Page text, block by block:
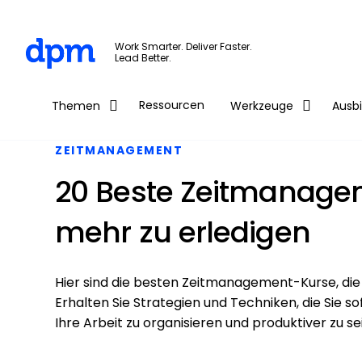
Skip to main content
Work Smarter. Deliver Faster.
Lead Better.
Themen Ressourcen Werkzeuge
ZEITMANAGEMENT
20 Beste
mehr zu erledigen
Hier sind die besten Zeitmanagement-Kurse,
Erhalten Sie Strategien und Techniken, die Sie
Ihre Arbeit zu organisieren und produktiver zu